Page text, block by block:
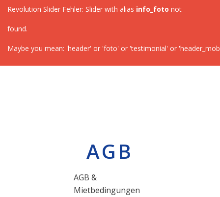
Revolution Slider Fehler: Slider with alias info_foto not
found.
Maybe you mean: 'header' or 'foto' or 'testimonial' or
AGB
AGB &
Mietbedingungen